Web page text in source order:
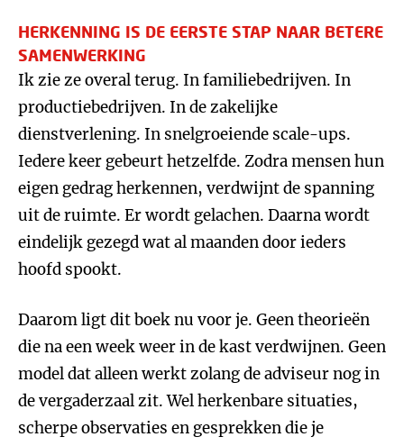
HERKENNING IS DE EERSTE STAP NAAR BETERE
SAMENWERKING
Ik zie ze overal terug. In familiebedrijven. In
productiebedrijven. In de zakelijke
dienstverlening. In snelgroeiende scale-ups.
Iedere keer gebeurt hetzelfde. Zodra mensen hun
eigen gedrag herkennen, verdwijnt de spanning
uit de ruimte. Er wordt gelachen. Daarna wordt
eindelijk gezegd wat al maanden door ieders
hoofd spookt.
Daarom ligt dit boek nu voor je. Geen theorieën
die na een week weer in de kast verdwijnen. Geen
model dat alleen werkt zolang de adviseur nog in
de vergaderzaal zit. Wel herkenbare situaties,
scherpe observaties en gesprekken die je